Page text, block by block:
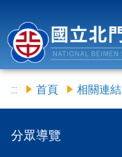
::: 首頁 相關連結
分眾導覽